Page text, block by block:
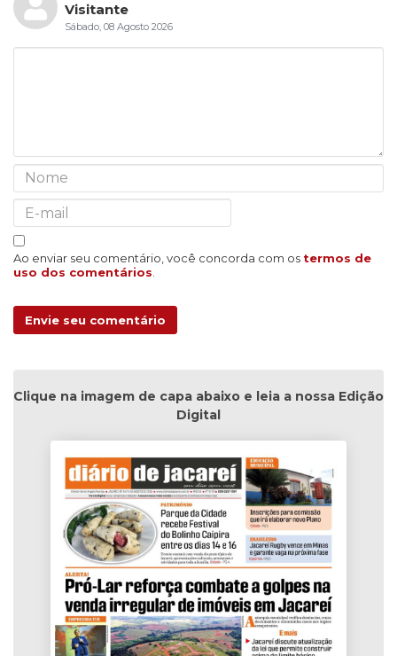
Visitante
Sábado, 08 Agosto 2026
Ao enviar seu comentário, você concorda com os termos de
uso dos comentários
Envie seu comentário
Clique na imagem de capa abaixo e leia a nossa Edição
Digital